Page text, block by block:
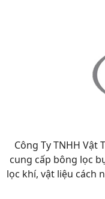
Công Ty TNHH Vật
cung cấp bông lọc
lọc khí, vật liệu cách